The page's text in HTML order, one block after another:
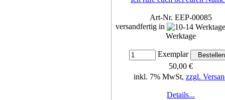
Art-Nr. EEP-00085
versandfertig in
Werktage
Exemplar
50,00 €
inkl. 7% MwSt, zzgl.
Details...